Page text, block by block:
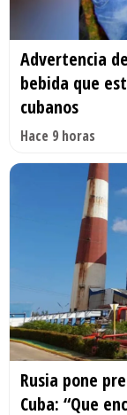
Advertencia
bebida que
cubanos
Hace 9 horas
Rusia pone
Cuba: “Que